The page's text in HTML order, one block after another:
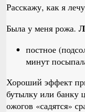
Расскажу, как я
Была у меня рожа.
постное
минут
Хороший эффект
бутылку или банку
ожогов «садятся»